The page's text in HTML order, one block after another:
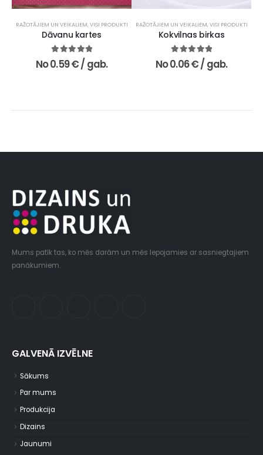
RAŽOTĀJIEM UN VEIKALIEM,VISI PRODUKTI
Dāvanu kartes
5.00no 5
No0.59€/ gab.
RAŽOTĀJIEM UN VEIKALIEM,VISI PRODUKTI
Kokvilnas birkas
5.00no 5
No0.06€/ gab.
Mums patīk tas, ko mēs darām un mēs lepojamies ar sasniegtajiem
panākumiem.
GALVENĀ IZVĒLNE
Sākums
Par mums
Produkcija
Dizains
Jaunumi